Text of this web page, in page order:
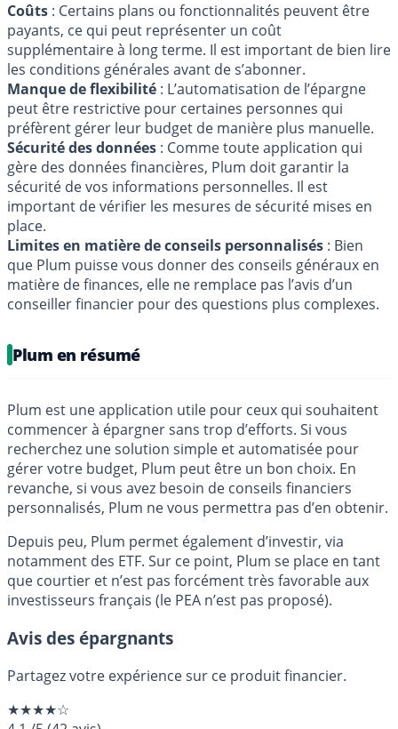
Coûts : Certains plans ou fonctionnalités peuvent être
payants, ce qui peut représenter un coût
supplémentaire à long terme. Il est important de bien lire
les conditions générales avant de s’abonner.
Manque de flexibilité : L’automatisation de l’épargne
peut être restrictive pour certaines personnes qui
préfèrent gérer leur budget de manière plus manuelle.
Sécurité des données : Comme toute application qui
gère des données financières, Plum doit garantir la
sécurité de vos informations personnelles. Il est
important de vérifier les mesures de sécurité mises en
place.
Limites en matière de conseils personnalisés : Bien
que Plum puisse vous donner des conseils généraux en
matière de finances, elle ne remplace pas l’avis d’un
conseiller financier pour des questions plus complexes.
Plum en résumé
Plum est une application utile pour ceux qui souhaitent
commencer à épargner sans trop d’efforts. Si vous
recherchez une solution simple et automatisée pour
gérer votre budget, Plum peut être un bon choix. En
revanche, si vous avez besoin de conseils financiers
personnalisés, Plum ne vous permettra pas d’en obtenir.
Depuis peu, Plum permet également d’investir, via
notamment des ETF. Sur ce point, Plum se place en tant
que courtier et n’est pas forcément très favorable aux
investisseurs français (le PEA n’est pas proposé).
Avis des épargnants
Partagez votre expérience sur ce produit financier.
★★★★☆